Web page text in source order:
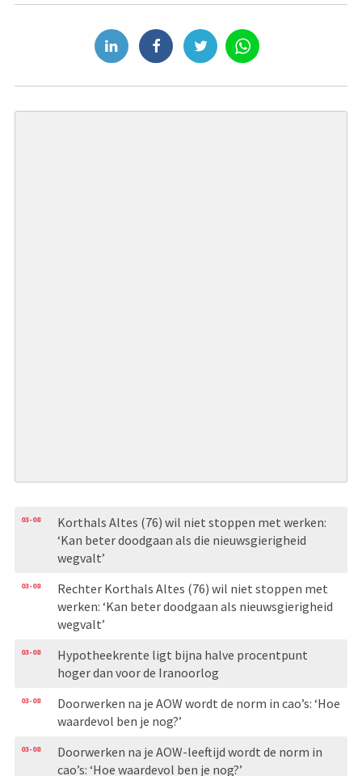
03-08
Korthals Altes (76) wil niet stoppen met werken:
‘Kan beter doodgaan als die nieuwsgierigheid
wegvalt’
03-08
Rechter Korthals Altes (76) wil niet stoppen met
werken: ‘Kan beter doodgaan als nieuwsgierigheid
wegvalt’
03-08
Hypotheekrente ligt bijna halve procentpunt
hoger dan voor de Iranoorlog
03-08
Doorwerken na je AOW wordt de norm in cao’s: ‘Hoe
waardevol ben je nog?’
03-08
Doorwerken na je AOW-leeftijd wordt de norm in
cao’s: ‘Hoe waardevol ben je nog?’